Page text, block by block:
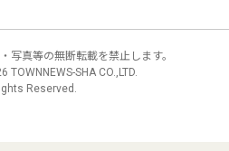
写真等の無断転載を禁止します。
TOWNNEWS-SHA CO.,LTD.
Reserved.